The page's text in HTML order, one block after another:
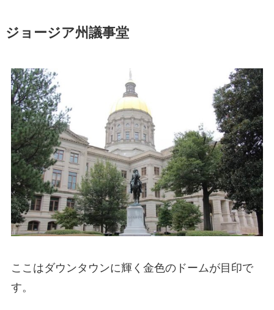
ジョージア州議事堂
ここはダウンタウンに輝く金色のドームが目印で
す。